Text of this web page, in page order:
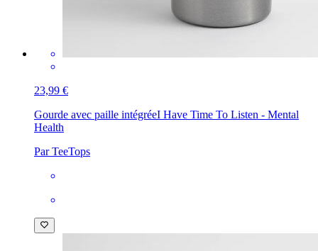
23,99 €
Gourde avec paille intégréeI Have Time To Listen - Mental
Health
Par TeeTops